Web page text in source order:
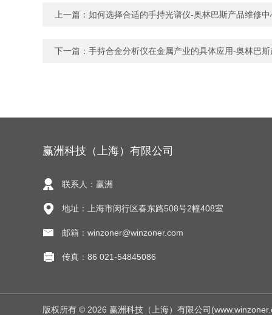
上一篇： 如何选择合适的手持光谱仪-奥林巴斯产品维修中
下一篇： 手持合金分析仪在金属产业的具体应用-奥林巴
赢洲科技（上海）有限公司
联系人：赢洲
地址：上海市闵行区春东路508号2幢408室
邮箱：winzoner@winzoner.com
传真：86 021-54845086
版权所有 © 2026 赢洲科技（上海）有限公司